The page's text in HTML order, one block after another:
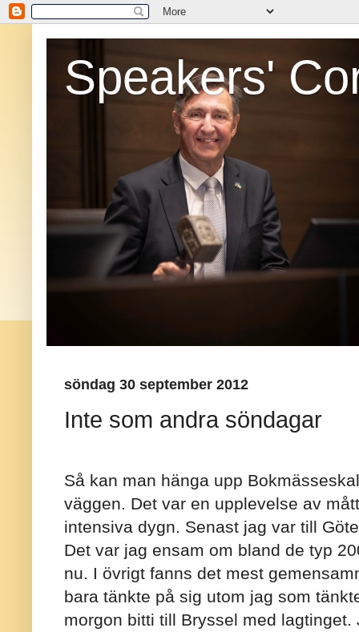
Speakers'
söndag 30 september 2012
Inte som andra söndagar
Så kan man hänga upp
väggen. Det var en upplevelse av
intensiva dygn. Senast jag var till
Det var jag ensam om bland de typ
nu. I övrigt fanns det mest
bara tänkte på sig utom jag som
morgon bitti till Bryssel med